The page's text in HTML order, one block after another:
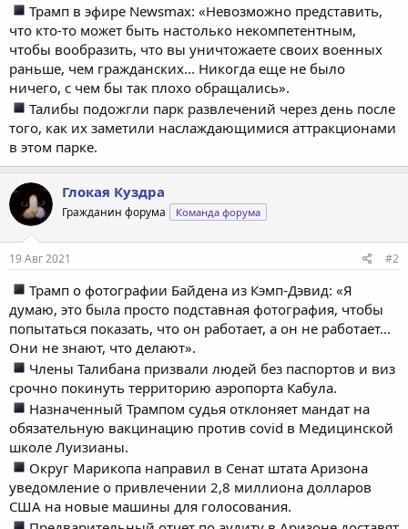
Трамп в эфире Newsmax: «Невозможно представить,
что кто-то может быть настолько некомпетентным,
чтобы вообразить, что вы уничтожаете своих военных
раньше, чем гражданских... Никогда еще не было
ничего, с чем бы так плохо обращались».
Талибы подожгли парк развлечений через день после
того, как их заметили наслаждающимися аттракционами
в этом парке.
Глокая Куздра
Гражданин форума Команда форума
19 Авг 2021 #2
Трамп о фотографии Байдена из Кэмп-Дэвид: «Я
думаю, это была просто подставная фотография, чтобы
попытаться показать, что он работает, а он не работает...
Они не знают, что делают».
Члены Талибана призвали людей без паспортов и виз
срочно покинуть территорию аэропорта Кабула.
Назначенный Трампом судья отклоняет мандат на
обязательную вакцинацию против сovid в Медицинской
школе Луизианы.
Округ Марикопа направил в Сенат штата Аризона
уведомление о привлечении 2,8 миллиона долларов
США на новые машины для голосования.